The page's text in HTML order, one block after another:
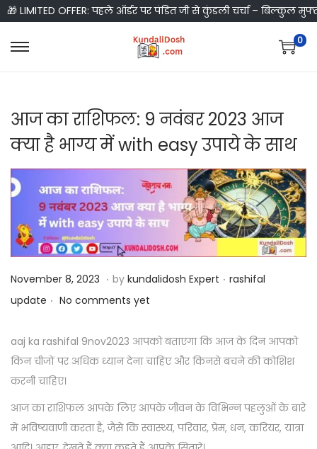
🎁 LIMITED OFFER: पहले ऑर्डर पर पंडित जी से कुंडली चर्चा – बिल्कुल
S
p
o
n
v
g
a
o
n
S
p
o
c
n
e
n
0
आज का राशिफल: 9 नवंबर 2023 आज
क्या है भाग्य में with easy उपाये के साथ
P
o
t
e
d
November 8, 2023 N
o
e
m
8
. by kundalidosh Expert . P
t
e
rashifal
update . No comments yet
aaj ka rashifal 9nov2023 आपको बताएगा कि आज के दिन आपको
किन चीजों पर अधिक ध्यान देना चाहिए और किनसे बचने की कोशिश
करनी चाहिए।
आज का राशिफल आपके लिए आपके जीवन के विभिन्न पहलुओं के बारे
में भविष्यवाणी करता है, जैसे कि स्वास्थ्य, परिवार, प्रेम, धन, करियर, यात्रा